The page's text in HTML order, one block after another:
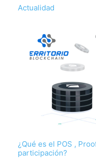
Respecto a
Actualidad
¿Qué es el POS ,
participación?